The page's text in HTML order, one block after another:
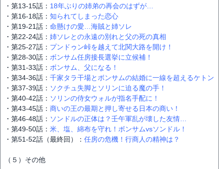
・第13-15話： 18年ぶりの姉弟の再会のはずが…
・第16-18話： 知られてしまった恋心
・第19-21話： 命懸けの愛…海賊と姉ソレ
・第22-24話： 姉ソレとの永遠の別れと父の死の真相
・第25-27話： プンドゥン峠を越えて北関大路を開け！
・第28-30話： ボンサム任房接長選挙に立候補！
・第31-33話： ボンサム、父になる！
・第34-36話： 千家タラ干場とボンサムの結婚に一線を超えるケトン
・第37-39話： ソクチュ失脚とソリンに迫る魔の手！
・第40-42話： ソリンの侍女ウォルが指名手配に！
・第43-45話： 商いの王の最期と押し寄せる日本の商い！
・第46-48話： ソンドルの正体は？壬午軍乱が壊した友情…
・第49-50話： 米、塩、綿布を守れ！ボンサムvsソンドル！
・第51‐52話（最終回）： 任房の危機！行商人の精神は？
（５）その他